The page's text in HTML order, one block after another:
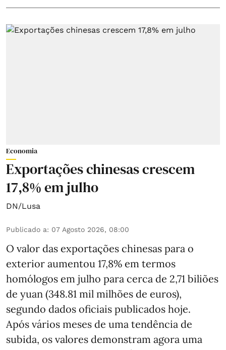
Economia
Exportações chinesas crescem
17,8% em julho
DN/Lusa
Publicado a: 07 Agosto 2026, 08:00
O valor das exportações chinesas para o
exterior aumentou 17,8% em termos
homólogos em julho para cerca de 2,71 biliões
de yuan (348.81 mil milhões de euros),
segundo dados oficiais publicados hoje.
Após vários meses de uma tendência de
subida, os valores demonstram agora uma